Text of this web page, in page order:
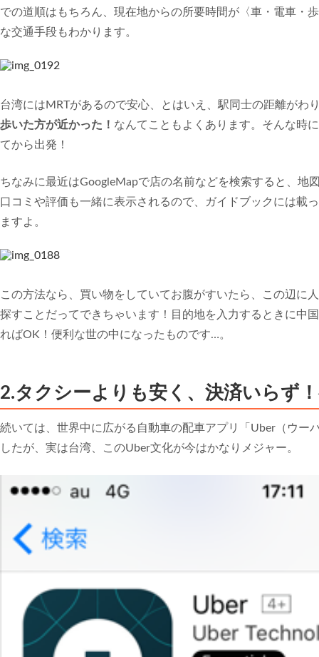
での道順はもちろん、現在地からの所要時間が〈車・電車・
な交通手段もわかります。
台湾にはMRTがあるので安心、とはいえ、駅同士の距離がわ
歩いた方が近かった！ なんてこともよくあります。そんな時
てから出発！
ちなみに最近はGoogleMapで店の名前などを検索すると、地
口コミや評価も一緒に表示されるので、ガイドブックには載
ますよ。
この方法なら、買い物をしていてお腹がすいたら、この辺に
探すことだってできちゃいます！目的地を入力するときに中
ればOK！便利な世の中になったものです…。
2.タクシーよりも安く、決済いらず
続いては、世界中に広がる自動車の配車アプリ「Uber（ウー
したが、実は台湾、このUber文化が今はかなりメジャー。